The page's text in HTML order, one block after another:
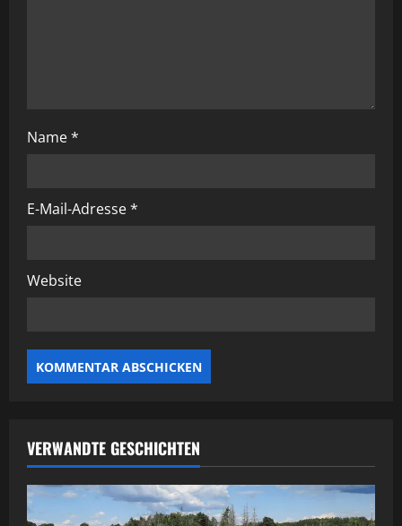
i
n
Name*
E-Mail-Adresse*
Website
VERWANDTE GESCHICHTEN